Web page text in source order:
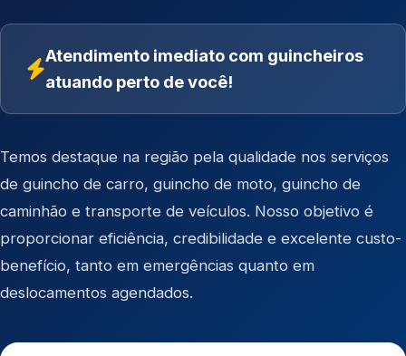
Atendimento imediato com guincheiros
atuando perto de você!
Temos destaque na região pela qualidade nos serviços
de guincho de carro, guincho de moto, guincho de
caminhão e transporte de veículos. Nosso objetivo é
proporcionar eficiência, credibilidade e excelente custo-
benefício, tanto em emergências quanto em
deslocamentos agendados.